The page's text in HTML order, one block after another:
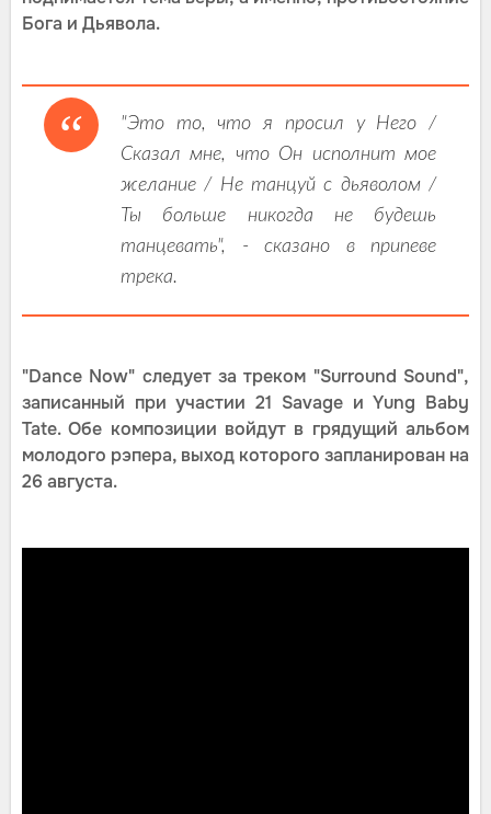
Бога и Дьявола.
"Это то, что я просил у Него /
Сказал мне, что Он исполнит мое
желание / Не танцуй с дьяволом /
Ты больше никогда не будешь
танцевать", - сказано в припеве
трека.
"Dance Now" следует за треком "Surround Sound",
записанный при участии 21 Savage и Yung Baby
Tate. Обе композиции войдут в грядущий альбом
молодого рэпера, выход которого запланирован на
26 августа.